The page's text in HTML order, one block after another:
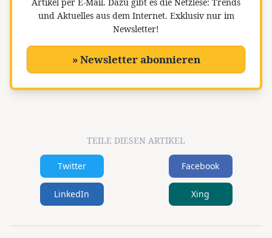
und Aktuelles aus dem Internet. Exklusiv nur im
Newsletter!
» Newsletter abonnieren
TEILE DIESEN ARTIKEL
Twitter Facebook
LinkedIn Xing